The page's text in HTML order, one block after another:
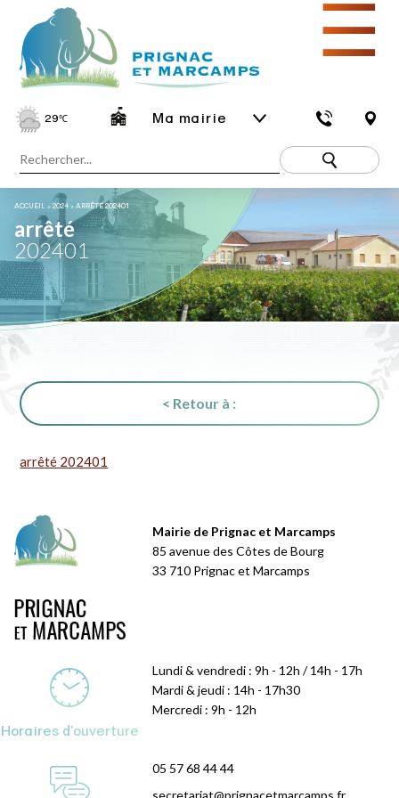
29℃ Ma mairie
☰
ACCUEIL »2024 »ARRÊTÉ 202401
arrêté
202401
< Retour à :
arrêté 202401
Mairie de Prignac et Marcamps
85 avenue des Côtes de Bourg
33 710 Prignac et Marcamps
Horaires d'ouverture
Lundi & vendredi : 9h - 12h / 14h - 17h
Mardi & jeudi : 14h - 17h30
Mercredi : 9h - 12h
05 57 68 44 44